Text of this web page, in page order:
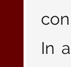
In